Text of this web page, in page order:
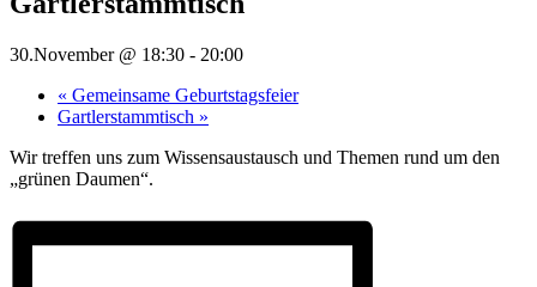
30.November @ 18:30 - 20:00
« Gemeinsame Geburtstagsfeier
Gartlerstammtisch »
Wir treffen uns zum Wissensaustausch und Themen rund um den
„grünen Daumen“.